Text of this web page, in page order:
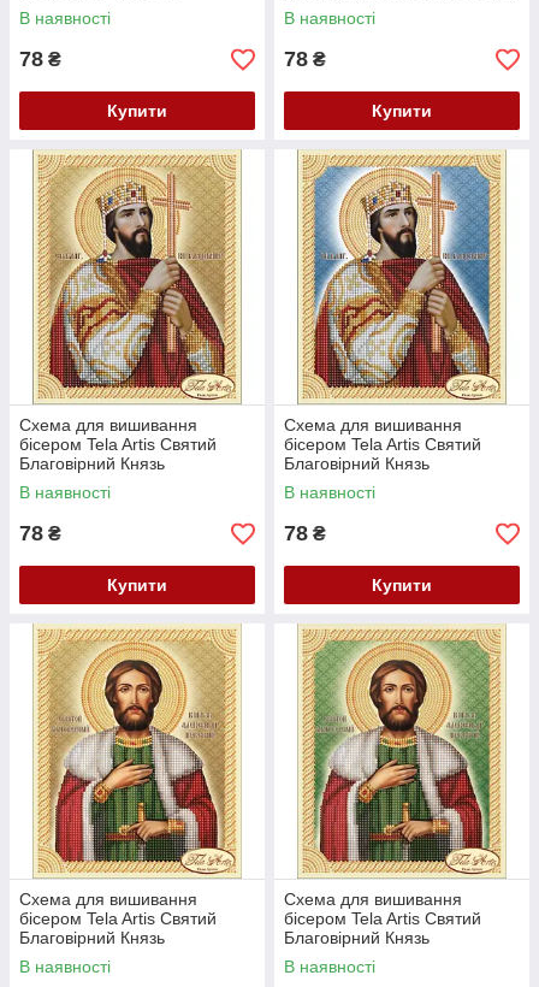
В наявності
78 ₴
Купити
В наявності
78 ₴
Купити
Схема для вишивання
бісером Tela Artis Святий
Благовірний Князь
Володимир ТІМ-045
В наявності
78 ₴
Купити
Схема для вишивання
бісером Tela Artis Святий
Благовірний Князь
Володимир ТІМ-045(1)
В наявності
78 ₴
Купити
Схема для вишивання
бісером Tela Artis Святий
Благовірний Князь
Олександр Невський ТІМ-044
В наявності
Схема для вишивання
бісером Tela Artis Святий
Благовірний Князь
Олександр Невський
ТІМ-044(1)
В наявності